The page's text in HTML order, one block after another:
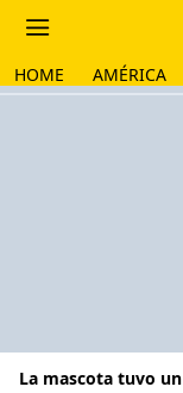
HOME AMÉRICA
La mascota tuvo